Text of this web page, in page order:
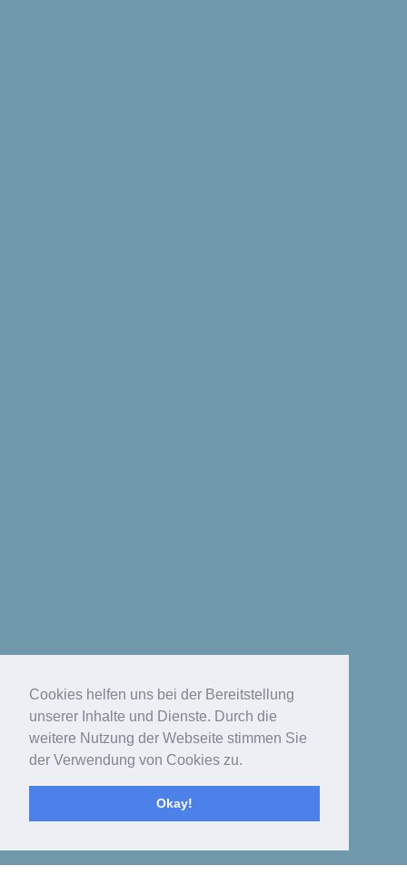
Cookies helfen uns bei der Bereitstellung
unserer Inhalte und Dienste. Durch die
weitere Nutzung der Webseite stimmen Sie
der Verwendung von Cookies zu.
Okay!